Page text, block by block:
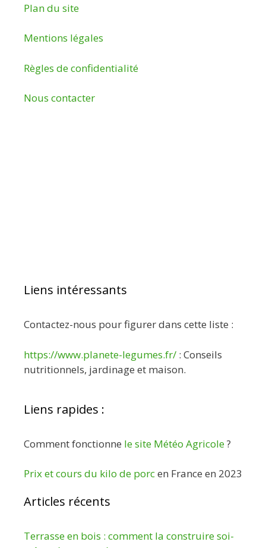
Plan du site
Mentions légales
Règles de confidentialité
Nous contacter
Liens intéressants
Contactez-nous pour figurer dans cette liste :
https://www.planete-legumes.fr/ : Conseils
nutritionnels, jardinage et maison.
Liens rapides :
Comment fonctionne le site Météo Agricole?
Prix et cours du kilo de porcen France en 2023
Articles récents
Terrasse en bois : comment la construire soi-